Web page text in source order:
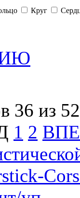
Круг
36 из 52
1 2